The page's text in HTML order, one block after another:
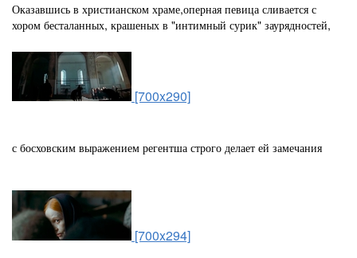
Оказавшись в христианском храме,оперная певица сливается с
хором бесталанных, крашеных в "интимный сурик" заурядностей,
[700x290]
с босховским выражением регентша строго делает ей замечания
[700x294]